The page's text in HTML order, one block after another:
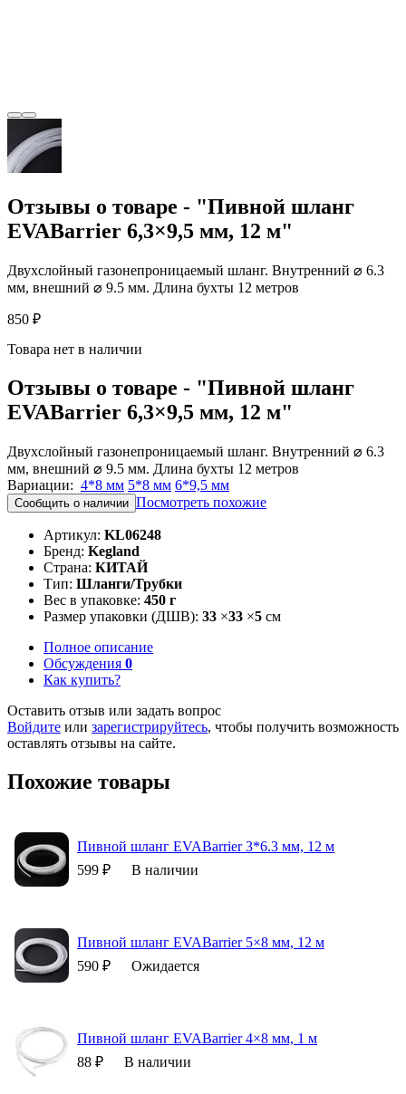
Отзывы о товаре - "Пивной шланг
EVABarrier 6,3×9,5 мм, 12 м"
Двухслойный газонепроницаемый шланг. Внутренний ⌀ 6.3
мм, внешний ⌀ 9.5 мм. Длина бухты 12 метров
850 ₽
Товара нет в наличии
Отзывы о товаре - "Пивной шланг
EVABarrier 6,3×9,5 мм, 12 м"
Двухслойный газонепроницаемый шланг. Внутренний ⌀ 6.3
мм, внешний ⌀ 9.5 мм. Длина бухты 12 метров
Вариации: 4*8 мм 5*8 мм 6*9,5 мм
Сообщить о наличии Посмотреть похожие
Артикул: KL06248
Бренд: Kegland
Страна: КИТАЙ
Тип: Шланги/Трубки
Вес в упаковке: 450 г
Размер упаковки (ДШВ): 33 ×33 ×5 см
Полное описание
Обсуждения 0
Как купить?
Оставить отзыв или задать вопрос
Войдите или зарегистрируйтесь, чтобы получить возможность
оставлять отзывы на сайте.
Похожие товары
Пивной шланг EVABarrier 3*6.3 мм, 12 м
599 ₽
В наличии
Пивной шланг EVABarrier 5×8 мм, 12 м
590 ₽
Ожидается
Пивной шланг EVABarrier 4×8 мм, 1 м
88 ₽
В наличии